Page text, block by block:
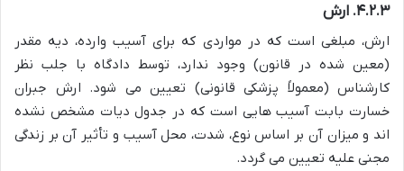
۴.۲.۳. ارش
ارش، مبلغی است که در مواردی که برای آسیب وارده، دیه مقدر
(معین شده در قانون) وجود ندارد، توسط دادگاه با جلب نظر
کارشناس (معمولاً پزشکی قانونی) تعیین می شود. ارش جبران
خسارت بابت آسیب هایی است که در جدول دیات مشخص نشده
اند و میزان آن بر اساس نوع، شدت، محل آسیب و تأثیر آن بر زندگی
مجنی علیه تعیین می گردد.